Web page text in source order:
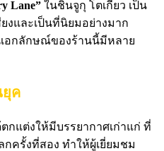
Lane” ในชินจูกุ โตเกียว เป็น
งและเป็นที่นิยมอย่างมาก
อกลักษณ์ของร้านนี้มีหลาย
ยุค
ตกแต่งให้มีบรรยากาศเก่าแก่ ที่
กครั้งที่สอง ทำให้ผู้เยี่ยมชม